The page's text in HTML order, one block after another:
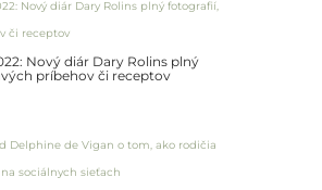
Nový diár Dary Rolins plný
príbehov či receptov